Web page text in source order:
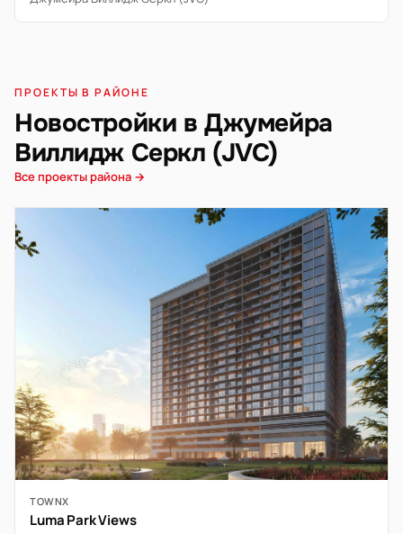
ПРОЕКТЫ В РАЙОНЕ
Новостройки в Джумейра
Виллидж Серкл (JVC)
Все проекты района →
TOWNX
Luma Park Views